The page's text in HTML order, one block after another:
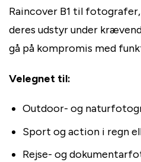
Raincover B1 til
deres udstyr under
gå på kompromis med
Velegnet til:
Outdoor- og
Sport og action i regn
Rejse- og